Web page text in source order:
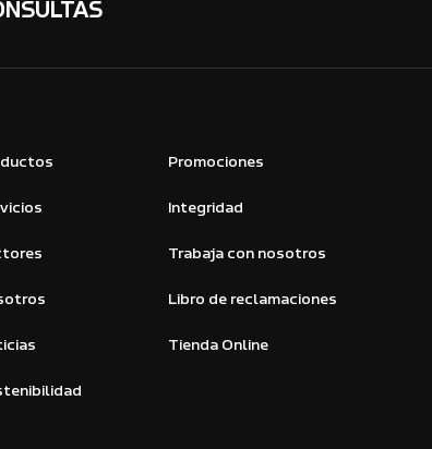
Promociones
Integridad
Trabaja con nosotros
Libro de reclamaciones
Tienda Online